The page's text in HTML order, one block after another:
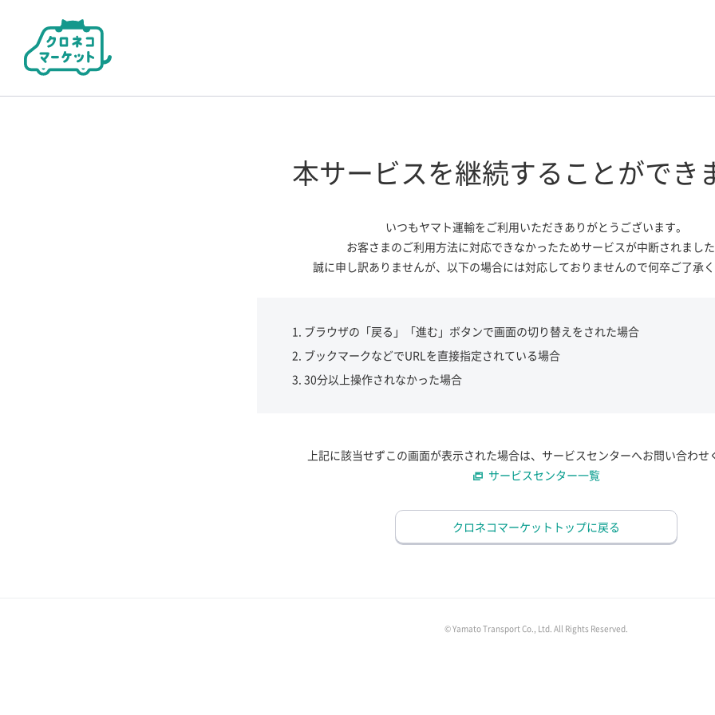
本サービスを継続する ことができ
いつもヤマト運輸をご利用いただきありがとうございます。
お客さまのご利用方法に対応できなかったためサービスが中断されました
誠に申し訳ありませんが、 以下の場合には対応しておりませんので何卒ご了承く
ブラウザの「戻る」「進む」ボタンで画面の切り替えをされた場合
ブックマークなどでURLを直接指定されている場合
30分以上操作されなかった場合
上記に該当せずこの画面が表示された場合は、サービスセンターへお問い合わせ
サービスセンター一覧
クロネコマーケットトップに戻る
© Yamato Transport Co., Ltd. All Rights Reserved.